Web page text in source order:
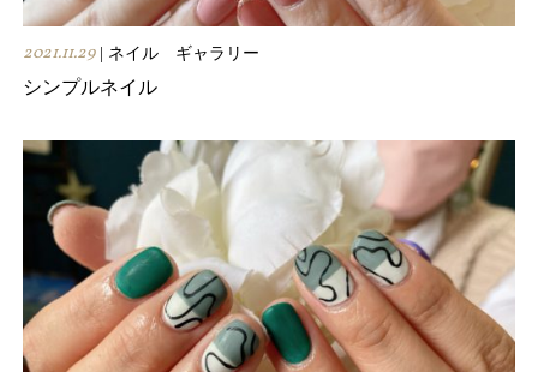
2021.11.29| ネイル ギャラリー
シンプルネイル